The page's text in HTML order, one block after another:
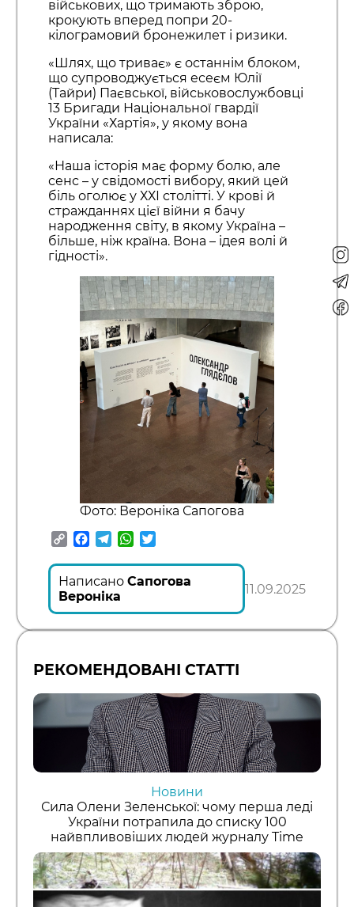
військових, що тримають зброю,
крокують вперед попри 20-
кілограмовий бронежилет і ризики.
«Шлях, що триває» є останнім блоком,
що супроводжується есеєм Юлії
(Тайри) Паєвської, військовослужбовці
13 Бригади Національної гвардії
України «Хартія», у якому вона
написала:
«Наша історія має форму болю, але
сенс – у свідомості вибору, який цей
біль оголює у ХХІ столітті. У крові й
стражданнях цієї війни я бачу
народження світу, в якому Україна –
більше, ніж країна. Вона – ідея волі й
гідності».
Фото: Вероніка Сапогова
CopyFacebook
TelegramWhatsApp
Написано Сапогова
Вероніка
11.09.2025
РЕКОМЕНДОВАНІ СТАТТІ
Новини
Сила Олени Зеленської: чому перша леді
України потрапила до списку 100
найвпливовіших людей журналу Time